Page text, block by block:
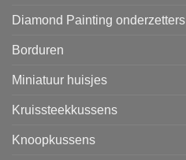
Diamond Painting onderzetters
Borduren
Miniatuur huisjes
Kruissteekkussens
Knoopkussens